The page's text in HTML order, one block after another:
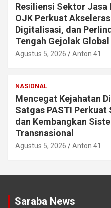
Resiliensi Sektor Jasa
OJK Perkuat
Digitalisasi, dan
Tengah Gejolak Global
Agustus 5, 2026 Anton 41
NASIONAL
Mencegat Kejahatan
Satgas PASTI
dan Kembangkan
Transnasional
Agustus 5, 2026 Anton 41
Saraba News